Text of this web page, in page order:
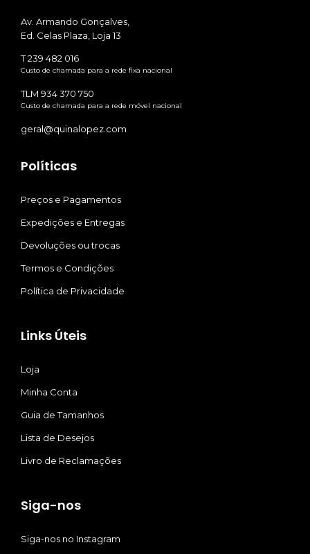
Av. Armando Gonçalves,
Ed. Celas Plaza, Loja 13
T 239 482 016
Custo de chamada para a rede fixa nacional
TLM 934 370 750
Custo de chamada para a rede móvel nacional
geral@quinalopez.com
Políticas
Preços e Pagamentos
Expedições e Entregas
Devoluções ou trocas
Termos e Condições
Política de Privacidade
Links Úteis
Loja
Minha Conta
Guia de Tamanhos
Lista de Desejos
Livro de Reclamações
Siga-nos
Siga-nos no Instagram